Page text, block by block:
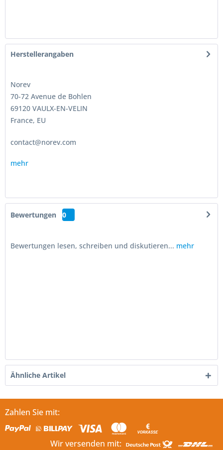
Herstellerangaben
Norev
70-72 Avenue de Bohlen
69120 VAULX-EN-VELIN
France, EU
contact@norev.com
mehr
Bewertungen 0
Bewertungen lesen, schreiben und diskutieren... mehr
Ähnliche Artikel
Zahlen Sie mit:
Wir versenden mit: